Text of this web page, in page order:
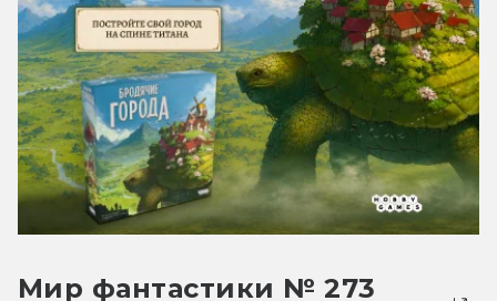
Мир фантастики № 273